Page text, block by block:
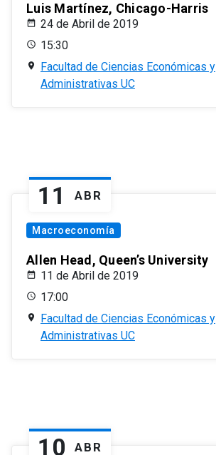
Luis Martínez, Chicago-Harris
24 de Abril de 2019
15:30
Facultad de Ciencias Económicas y
Administrativas UC
11 ABR
Macroeconomía
Allen Head, Queen’s University
11 de Abril de 2019
17:00
Facultad de Ciencias Económicas y
Administrativas UC
10 ABR